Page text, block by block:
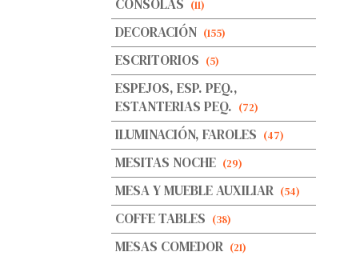
CONSOLAS (11)
DECORACIÓN (155)
ESCRITORIOS (5)
ESPEJOS, ESP. PEQ.,
ESTANTERIAS PEQ. (72)
ILUMINACIÓN, FAROLES (47)
MESITAS NOCHE (29)
MESA Y MUEBLE AUXILIAR (54)
COFFE TABLES (38)
MESAS COMEDOR (21)